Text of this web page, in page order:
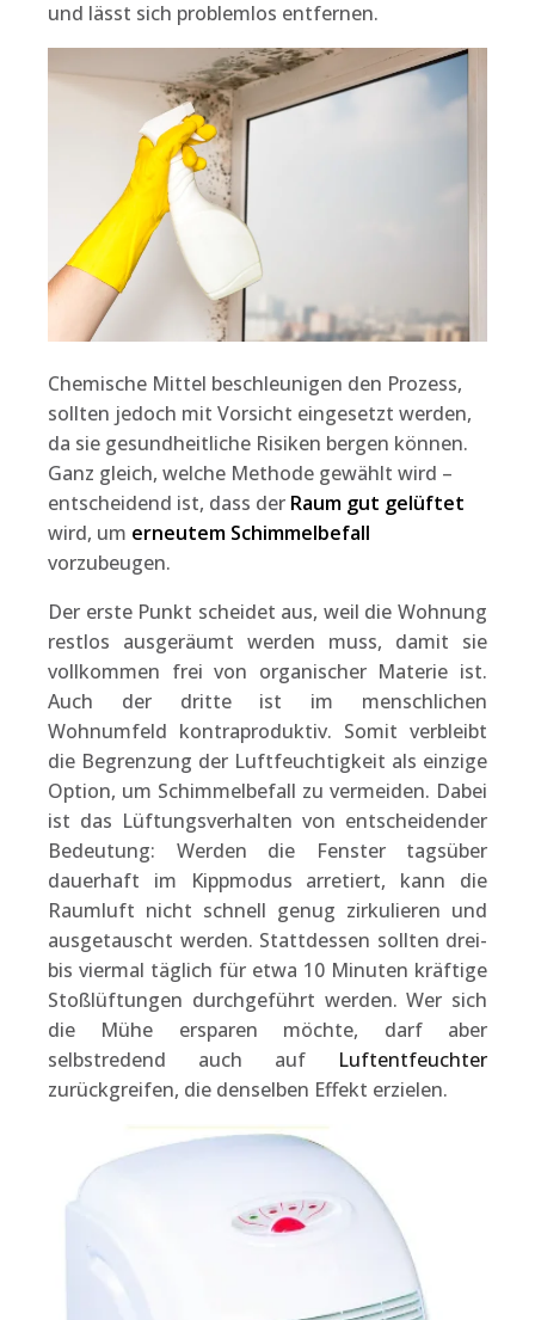
und lässt sich problemlos entfernen.
Chemische Mittel beschleunigen den Prozess,
sollten jedoch mit Vorsicht eingesetzt werden,
da sie gesundheitliche Risiken bergen können.
Ganz gleich, welche Methode gewählt wird –
entscheidend ist, dass der Raum gut gelüftet
wird, um erneutem Schimmelbefall
vorzubeugen.
Der erste Punkt scheidet aus, weil die Wohnung
restlos ausgeräumt werden muss, damit sie
vollkommen frei von organischer Materie ist.
Auch der dritte ist im menschlichen
Wohnumfeld kontraproduktiv. Somit verbleibt
die Begrenzung der Luftfeuchtigkeit als einzige
Option, um Schimmelbefall zu vermeiden. Dabei
ist das Lüftungsverhalten von entscheidender
Bedeutung: Werden die Fenster tagsüber
dauerhaft im Kippmodus arretiert, kann die
Raumluft nicht schnell genug zirkulieren und
ausgetauscht werden. Stattdessen sollten drei-
bis viermal täglich für etwa 10 Minuten kräftige
Stoßlüftungen durchgeführt werden. Wer sich
die Mühe ersparen möchte, darf aber
selbstredend auch auf Luftentfeuchter
zurückgreifen, die denselben Effekt erzielen.